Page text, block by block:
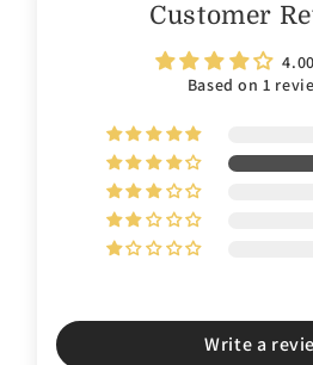
Customer
Based on 1
Write a